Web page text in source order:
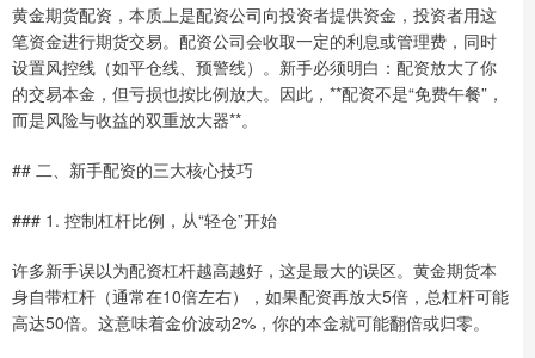
黄金期货配资，本质上是配资公司向投资者提供资金，投资者用这
笔资金进行期货交易。配资公司会收取一定的利息或管理费，同时
设置风控线（如平仓线、预警线）。新手必须明白：配资放大了你
的交易本金，但亏损也按比例放大。因此，**配资不是“免费午餐”，
而是风险与收益的双重放大器**。
## 二、新手配资的三大核心技巧
### 1. 控制杠杆比例，从“轻仓”开始
许多新手误以为配资杠杆越高越好，这是最大的误区。黄金期货本
身自带杠杆（通常在10倍左右），如果配资再放大5倍，总杠杆可能
高达50倍。这意味着金价波动2%，你的本金就可能翻倍或归零。